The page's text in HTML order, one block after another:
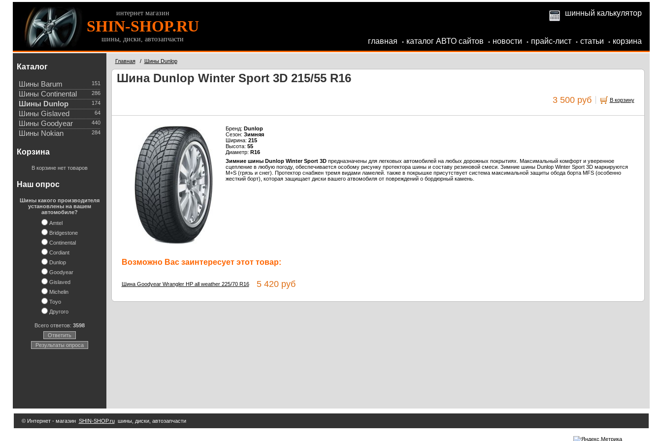
интернет магазин
SHIN-SHOP.RU
шины, диски, автозапчасти
шинный калькулятор
главная • каталог АВТО сайтов • новости • прайс-лист • статьи • корзина
Каталог
151
Шины Barum
286
Шины Continental
174
Шины Dunlop
64
Шины Gislaved
440
Шины Goodyear
284
Шины Nokian
Корзина
В корзине нет товаров
Наш опрос
Шины какого производителя
установлены на вашем
автомобиле?
Amtel
Bridgestone
Continental
Cordiant
Dunlop
Goodyear
Gislaved
Michelin
Toyo
Другого
Всего ответов: 3598
Ответить
Результаты опроса
Главная/ Шины Dunlop
Шина Dunlop Winter Sport 3D 215/55 R16
3 500 руб В корзину
Бренд: Dunlop
Сезон: Зимняя
Ширина: 215
Высота: 55
Диаметр: R16
Зимние шины Dunlop Winter Sport 3Dпредназначены для легковых автомобилей на любых дорожных покрытиях. Максимальный комфорт и уверенное
сцепление в любую погоду, обеспечивается особому рисунку протектора шины и составу резиновой смеси. Зимние шины Dunlop Winter Sport 3D маркируются
M+S (грязь и снег). Протектор снабжен тремя видами ламелей. также в покрышке присутствует система максимальной защиты обода борта MFS (особенно
жесткий борт), которая защищает диски вашего атвомобиля от повреждений о бордюрный камень.
Возможно Вас заинтересует этот товар:
Шина Goodyear Wrangler HP all weather 225/70 R165 420 руб
© Интернет - магазин SHIN-SHOP.ruшины, диски, автозапчасти